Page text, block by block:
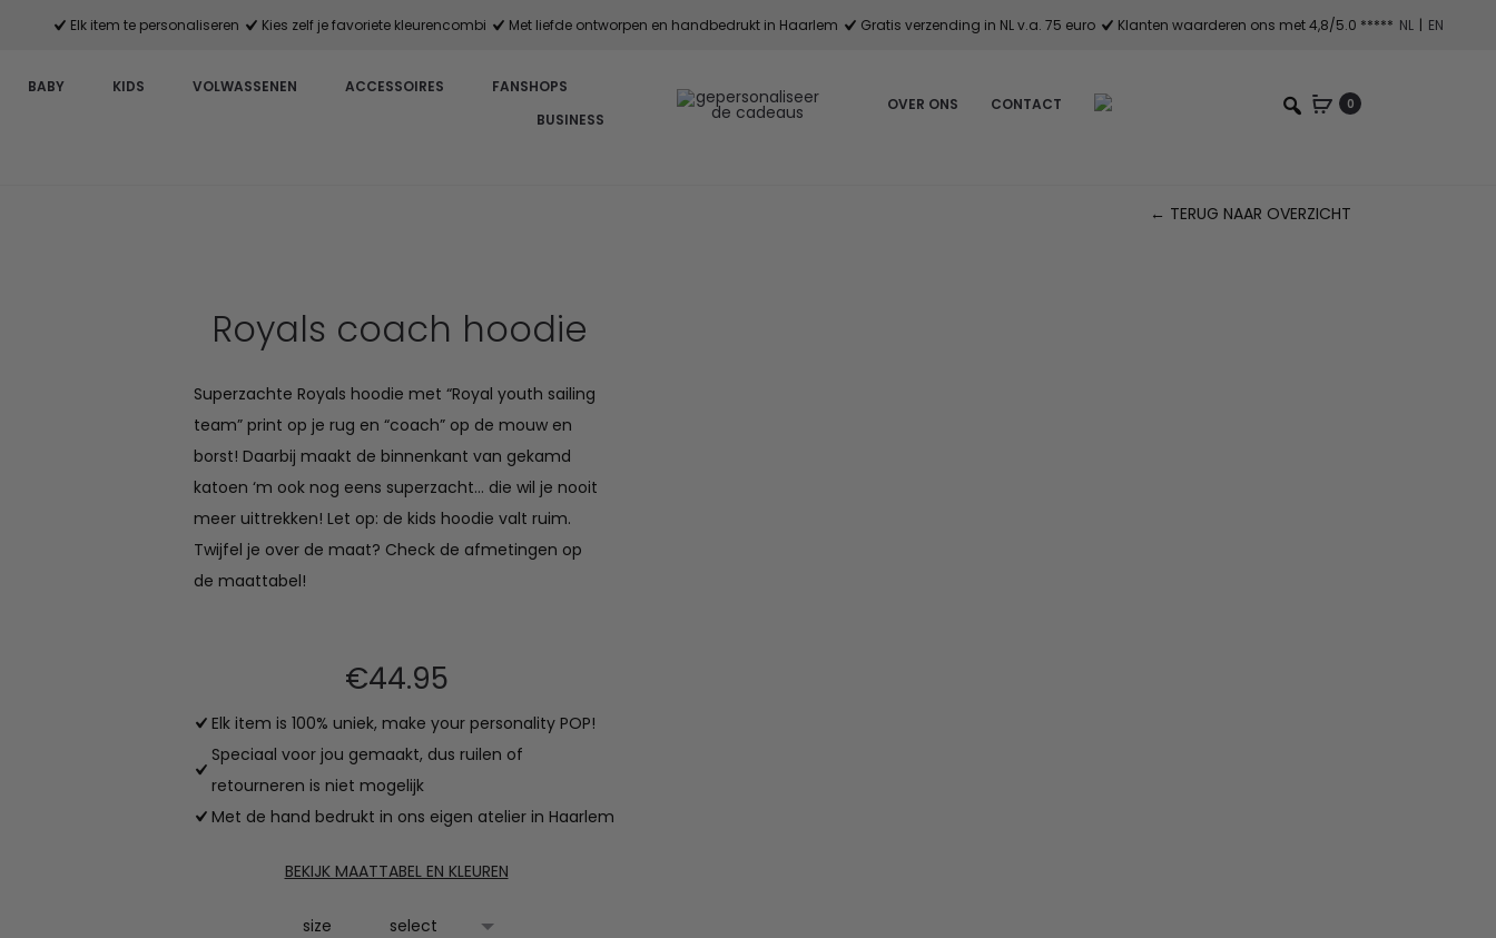
Elk item te personaliseren Kies zelf je favoriete kleurencombi Met liefde ontworpen en handbedrukt in Haarlem Gratis verzending in NL v.a. 75 euro Klanten waarderen ons met 4,8/5.0 ***** NL | EN
BABY KIDS VOLWASSENEN ACCESSOIRES
FANSHOPS
BUSINESS
OVER ONS CONTACT 0
← TERUG NAAR OVERZICHT
Royals coach hoodie
Superzachte Royals hoodie met “Royal youth sailing
team” print op je rug en “coach” op de mouw en
borst! Daarbij maakt de binnenkant van gekamd
katoen ‘m ook nog eens superzacht… die wil je nooit
meer uittrekken! Let op: de kids hoodie valt ruim.
Twijfel je over de maat? Check de afmetingen op
de maattabel!
€44.95
Elk item is 100% uniek, make your personality POP!
Speciaal voor jou gemaakt, dus ruilen of
retourneren is niet mogelijk
Met de hand bedrukt in ons eigen atelier in Haarlem
BEKIJK MAATTABEL EN KLEUREN
size